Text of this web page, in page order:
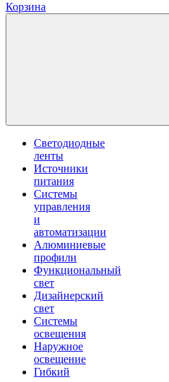
Корзина
Светодиодные
ленты
Источники
питания
Системы
управления
и
автоматизации
Алюминиевые
профили
Функциональный
свет
Дизайнерский
свет
Системы
освещения
Наружное
освещение
Гибкий